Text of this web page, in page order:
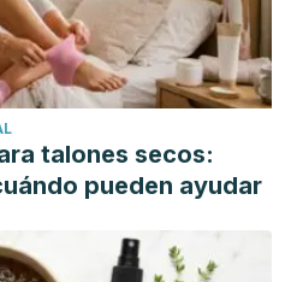
talones secos:
pueden ayudar